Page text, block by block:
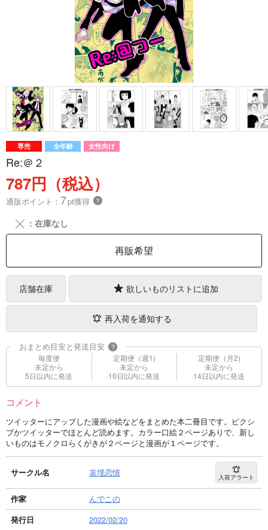
専売 全年齢 女性向け
Re:＠２
787円（税込）
通販ポイント： 7pt獲得 ？
╳ ：在庫なし
再販希望
店舗在庫 欲しいものリストに追加
再入荷を通知する
おまとめ目安と発送目安 ?
毎度便
未定から
5日以内に発送
定期便（週1)
未定から
10日以内に発送
定期便（月2)
未定から
14日以内に発送
コメント
ツイッターにアップした漫画や絵などをまとめた本二冊目です。ピクシ
ブかツイッターでほとんど読めます。カラー口絵２ページありで、新し
いものはモノクロらくがきが２ページと漫画が１ページです。
サークル名 哀埋恋情 入荷アラート
作家
んでこの
発行日
2022/02/20